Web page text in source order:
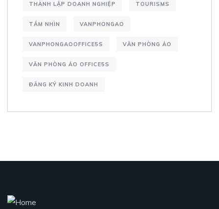
THÀNH LẬP DOANH NGHIỆP TOURISMS
TẦM NHÌN VANPHONGAO
VANPHONGAOOFFICE5S VĂN PHÒNG ẢO
VĂN PHÒNG ẢO OFFICE5S
ĐĂNG KÝ KINH DOANH